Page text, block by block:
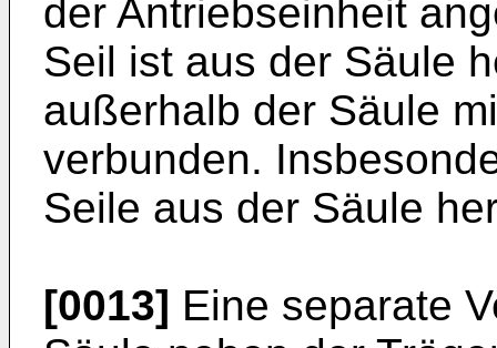
der Antriebseinheit
Seil ist aus der Säule
außerhalb der Säule
verbunden.
Seile aus der Säule
[0013] Eine separate